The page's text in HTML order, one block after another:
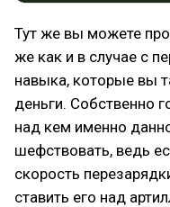
Тут же вы можете
же как и в случае с
навыка, которые вы
деньги. Собственно
над кем именно
шефствовать, ведь
скорость
ставить его над